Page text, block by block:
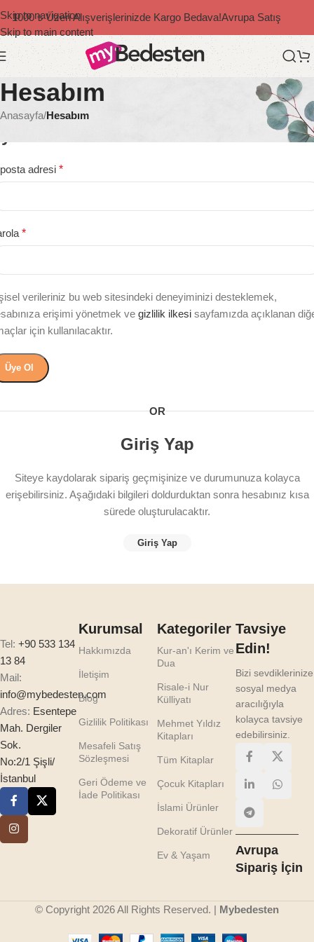
Skip to navigation
Skip to main content
1000 ₺ Üzeri Alışverişlerinizde Kargo Bedava!Avrupa Satış
Hesabım
Anasayfa/Hesabım
adresi *
*
verileriniz bu web sitesindeki deneyiminizi desteklemek,
erişimi yönetmek ve gizlilik ilkesi sayfamızda açıklanan
için kullanılacaktır.
Üye Ol
OR
Giriş Yap
Siteye kaydolarak sipariş geçmişinize ve durumunuza kolayca
erişebilirsiniz. Aşağıdaki bilgileri doldurduktan sonra hesabınız kısa
sürede oluşturulacaktır.
Giriş Yap
Tel: +90 533 134
13 84
Mail:
info@mybedesten.com
Adres: Esentepe
Mah. Dergiler
Sok.
No:2/1 Şişli/
İstanbul
Kurumsal
Hakkımızda
İletişim
Blog
Gizlilik Politikası
Mesafeli Satış
Sözleşmesi
Geri Ödeme ve
İade Politikası
Kategoriler
Kur-an'ı Kerim ve
Dua
Risale-i Nur
Külliyatı
Mehmet Yıldız
Kitapları
Tüm Kitaplar
Çocuk Kitapları
İslami Ürünler
Dekoratif Ürünler
Ev & Yaşam
Tavsiye
Edin!
Bizi sevdiklerinize
sosyal medya
aracılığıyla
kolayca tavsiye
edebilirsiniz.
Avrupa
Sipariş İçin
© Copyright 2026 All Rights Reserved. | Mybedesten